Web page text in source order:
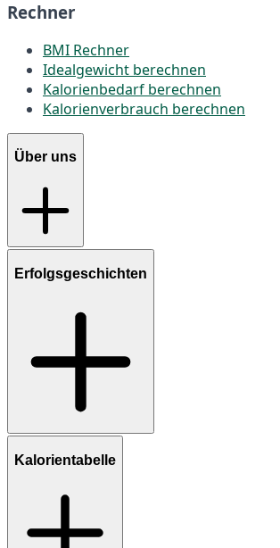
Rechner
BMI Rechner
Idealgewicht berechnen
Kalorienbedarf berechnen
Kalorienverbrauch berechnen
Über uns
Erfolgsgeschichten
Kalorientabelle